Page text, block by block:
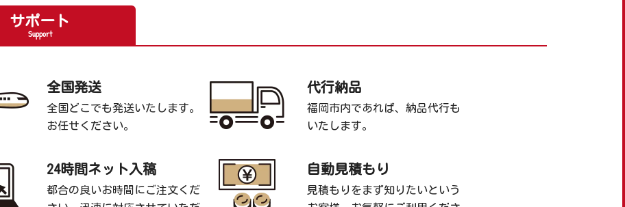
サポート
Support
全国発送
全国どこでも発送いたします。
お任せください。
代行納品
福岡市内であれば、納品代行も
いたします。
24時間ネット入稿
都合の良いお時間にご注文くだ
自動見積もり
見積もりをまず知りたいという